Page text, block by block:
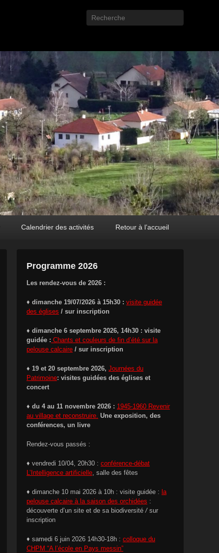
Recherche
Calendrier des activités Retour à l’accueil
Programme 2026
Les rendez-vous de 2026 :
♦ dimanche 19/07/2026 à 15h30 : visite guidée
des églises / sur inscription
♦ dimanche 6 septembre 2026, 14h30 : visite
guidée : Chants et couleurs de fin d’été sur la
pelouse calcaire / sur inscription
♦ 19 et 20 septembre 2026, Journées du
Patrimoine: visites guidées des églises et
concert
♦ du 4 au 11 novembre 2026 : 1945-1960 Revenir
au village et reconstruire. Une exposition, des
conférences, un livre
Rendez-vous passés :
♦ vendredi 10/04, 20h30 : conférence-débat
L’Intelligence artificielle, salle des fêtes
♦ dimanche 10 mai 2026 à 10h : visite guidée : la
pelouse calcaire à la saison des orchidées :
découverte d’un site et de sa biodiversité / sur
inscription
♦ samedi 6 juin 2026 14h30-18h : colloque du
CHPM “A l’école en Pays messin”